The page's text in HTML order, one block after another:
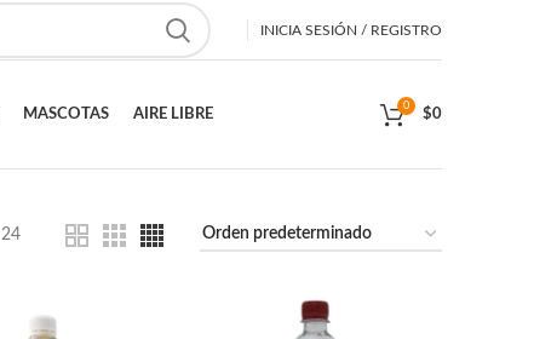
INICIA SESIÓN / REGISTRO
MASCOTAS AIRE LIBRE
0
$0
24